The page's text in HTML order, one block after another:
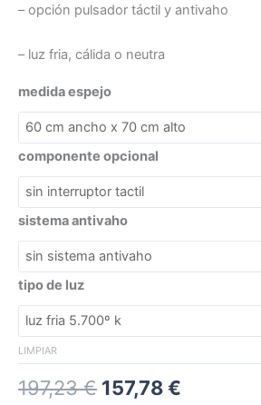
– opción pulsador táctil y antivaho
– luz fria, cálida o neutra
medida espejo
componente opcional
sistema antivaho
tipo de luz
LIMPIAR
197,23€ 157,78€